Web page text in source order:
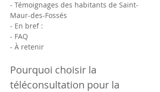
- Témoignages des habitants de Saint-
Maur-des-Fossés
- En bref :
- FAQ
- À retenir
Pourquoi choisir la
téléconsultation pour la